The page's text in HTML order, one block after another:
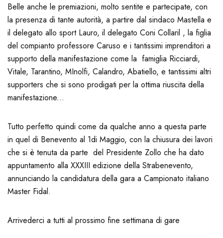
Belle anche le premiazioni, molto sentite e partecipate, con
la presenza di tante autorità, a partire dal sindaco Mastella e
il delegato allo sport Lauro, il delegato Coni Collaril , la figlia
del compianto professore Caruso e i tantissimi imprenditori a
supporto della manifestazione come la famiglia Ricciardi,
Vitale, Tarantino, MInolfi, Calandro, Abatiello, e tantissimi altri
supporters che si sono prodigati per la ottima riuscita della
manifestazione...
Tutto perfetto quindi come da qualche anno a questa parte
in quel di Benevento al 1di Maggio, con la chiusura dei lavori
che si è tenuta da parte del Presidente Zollo che ha dato
appuntamento alla XXXIII edizione della Strabenevento,
annunciando la candidatura della gara a Campionato italiano
Master Fidal.
Arrivederci a tutti al prossimo fine settimana di gare